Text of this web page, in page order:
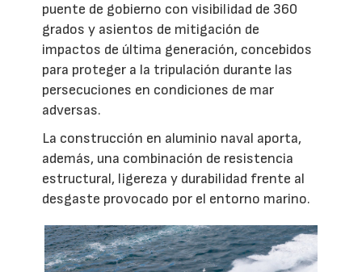
puente de gobierno con visibilidad de 360
grados y asientos de mitigación de
impactos de última generación, concebidos
para proteger a la tripulación durante las
persecuciones en condiciones de mar
adversas.
La construcción en aluminio naval aporta,
además, una combinación de resistencia
estructural, ligereza y durabilidad frente al
desgaste provocado por el entorno marino.